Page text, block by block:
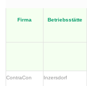
Firma Betriebsstätte
ContraCon Inzersdorf